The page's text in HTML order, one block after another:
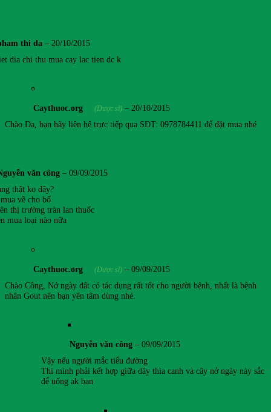
thi da – 20/10/2015
dia chi thu mua cay lac tien dc k
Caythuoc.org (Dược sĩ) – 20/10/2015
Chào Da, bạn hãy liên hệ trực tiếp qua SĐT: 0978784411 để đặt mua nhé
văn công – 09/09/2015
thật ko đây?
về cho bố
thị trường tràn lan thuốc
mua loại nào nữa
Caythuoc.org (Dược sĩ) – 09/09/2015
Chào Công, Nở ngày đất có tác dụng rất tốt cho người bệnh, nhất là bệnh
nhân Gout nên bạn yên tâm dùng nhé.
Nguyễn văn công – 09/09/2015
Vậy nếu người mắc tiểu đường
Thì mình phải kết hợp giữa dây thìa canh và cây nở ngày này sắc
để uống ak bạn